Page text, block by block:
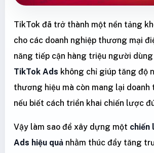
TikTok đã trở thành một nền tảng
cho các doanh nghiệp thương mại
năng tiếp cận hàng triệu người dùng
TikTok Ads không chỉ giúp tăng độ
thương hiệu mà còn mang lại
nếu biết cách triển khai chiến lược
Vậy làm sao để xây dựng một chiến
Ads hiệu quả nhằm thúc đẩy tăng